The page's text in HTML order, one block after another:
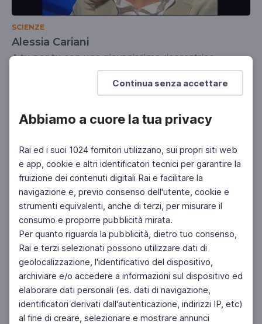
Continua senza accettare
Abbiamo a cuore la tua privacy
Rai ed i suoi 1024 fornitori utilizzano, sui propri siti web
e app, cookie e altri identificatori tecnici per garantire la
fruizione dei contenuti digitali Rai e facilitare la
navigazione e, previo consenso dell'utente, cookie e
strumenti equivalenti, anche di terzi, per misurare il
consumo e proporre pubblicità mirata.
Per quanto riguarda la pubblicità, dietro tuo consenso,
Rai e terzi selezionati possono utilizzare dati di
geolocalizzazione, l'identificativo del dispositivo,
archiviare e/o accedere a informazioni sul dispositivo ed
elaborare dati personali (es. dati di navigazione,
identificatori derivati dall'autenticazione, indirizzi IP, etc)
al fine di creare, selezionare e mostrare annunci
SCIENZE
Alessia Cariani
A tu per tu con una giovanissima ricercatrice